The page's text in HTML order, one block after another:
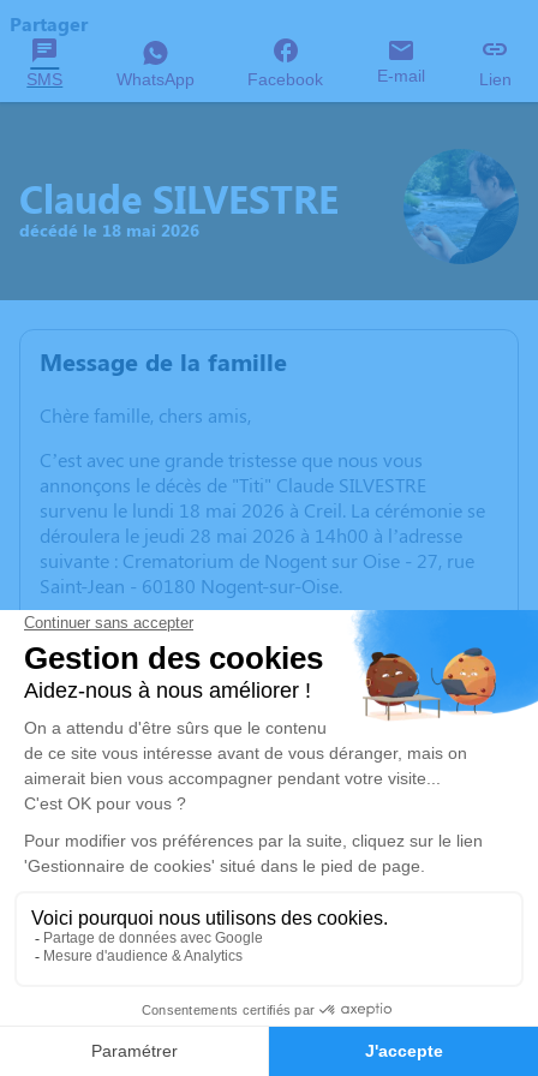
Faire-part Hommages
Partager
SMS WhatsApp Facebook E-mail Lien
Claude SILVESTRE
décédé le 18 mai 2026
Message de la famille
Chère famille, chers amis,
C’est avec une grande tristesse que nous vous
annonçons le décès de "Titi" Claude SILVESTRE
survenu le lundi 18 mai 2026 à Creil. La cérémonie se
déroulera le jeudi 28 mai 2026 à 14h00 à l’adresse
suivante : Crematorium de Nogent sur Oise - 27, rue
Saint-Jean - 60180 Nogent-sur-Oise.
Nous vous invitons à utiliser cet espace pour laisser
vos condoléances, partager des photos souvenirs, une
anecdote ou exprimer vos pensées à travers des
poèmes ou des textes. Cet endroit est un lieu
d'expression dédié à honorer la mémoire de Claude
SILVESTRE.
Je rends hommage